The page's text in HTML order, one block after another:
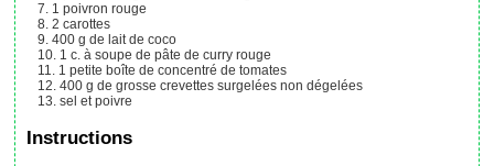
1 poivron rouge
2 carottes
400 g de lait de coco
1 c. à soupe de pâte de curry rouge
1 petite boîte de concentré de tomates
400 g de grosse crevettes surgelées non dégelées
sel et poivre
Instructions